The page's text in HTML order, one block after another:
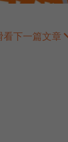
看下一篇文章